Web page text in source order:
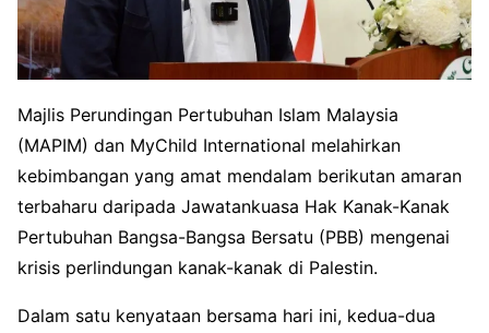
Majlis Perundingan Pertubuhan Islam Malaysia
(MAPIM) dan MyChild International melahirkan
kebimbangan yang amat mendalam berikutan amaran
terbaharu daripada Jawatankuasa Hak Kanak-Kanak
Pertubuhan Bangsa-Bangsa Bersatu (PBB) mengenai
krisis perlindungan kanak-kanak di Palestin.
Dalam satu kenyataan bersama hari ini, kedua-dua